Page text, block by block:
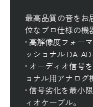
最高品質の音をお
位なプロ仕様の機
• 高解像度フォー
ッショナル DA-
• オーディオ信号
ョナル用アナログ
• 信号劣化を最小
ィオケーブル。